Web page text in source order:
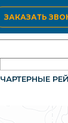
ЗАКАЗАТЬ
ЧАРТЕРНЫЕ